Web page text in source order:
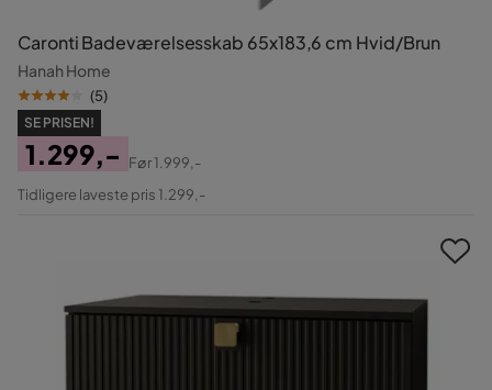
Caronti Badeværelsesskab 65x183,6 cm Hvid/Brun
Hanah Home
(5)
SE PRISEN!
Pris
1.299,-
Original
Før1.999,-
Tidligere laveste pris 1.299,-